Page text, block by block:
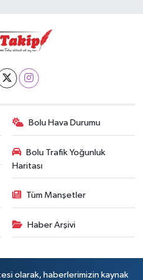
Bolu Hava Durumu
Bolu Trafik Yoğunluk
Haritası
Tüm Manşetler
Haber Arşivi
olarak, haberlerimizin kaynak